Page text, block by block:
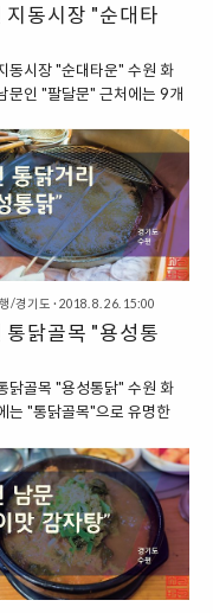
가 발생하기도 했지요. “수
에서 볼 수 있는 전국 최대
에서도 찾을 수 있습니다. 바
시 팔달구 “지동”에서 찾을
데요. 동명에서 유래하여, 이
동 벽화마을”이라고 부른답
돌려서 펴는 평상 ‘수원 제
에서 가까운 곳에 있..
지동시장 "순대타
동시장 "순대타운" 수원 화
문인 "팔달문" 근처에는 9개
있는 이러한 시장을 통틀어
시장"이라고 칭하는데요.
남문시장 중에서 "지동시
히 순대로 유명하답니다.
동시장이 생길 때부터 유명
하는데요. 그래서 이렇게 지
에서는 "순대타운"이라는 건
수 있기도 하답니다. "지동
있는 순대타운" 지동시장에
대타운은 순대를 이용한 음
매하는 식당이 모여 있는 곳
. 그래서 이 곳에 들어서서 마
사를 하면 되는 곳이지요.
가격에 맛볼 수 있는 순대
희도 이렇게 지동시장을 찾
대요리를 한 번 맛보았는데
판을 보니 가격은 이 ..
/경기도 · 2018. 8. 26. 15:00
통닭골목 "용성통
닭골목 "용성통닭" 수원 화
는 "통닭골목"으로 유명한
의 다양한 이름으로 불리는
요. 이 곳에서는 오래전부터
만들어서 판매하는 식당들
포진해 있답니다. 이곳에 치
매하는 식당이 가득한 곳이
서 특별히 이 곳은 "통닭골
는 이름이 붙기도 했지요.